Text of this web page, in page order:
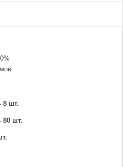
8 шт.
80 шт.